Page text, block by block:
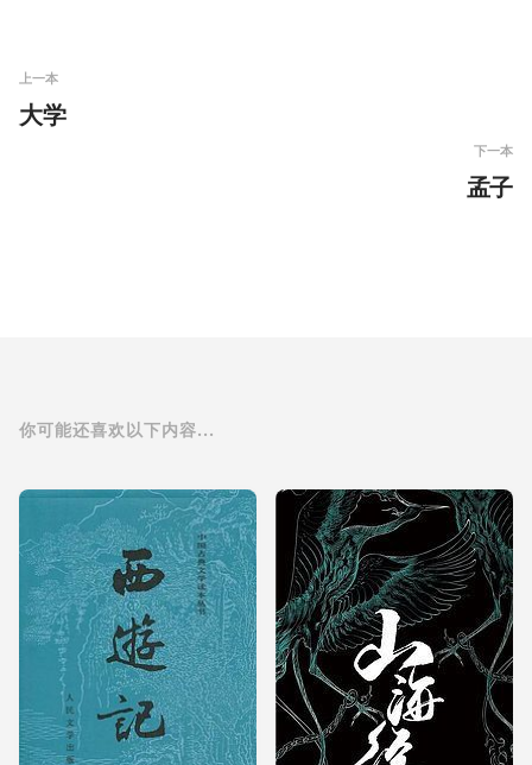
上一本
大学
下一本
孟子
你可能还喜欢以下内容...